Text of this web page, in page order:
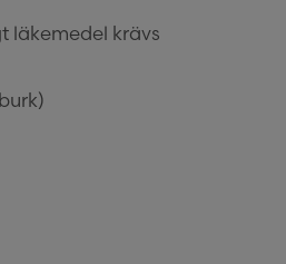
läkemedel krävs